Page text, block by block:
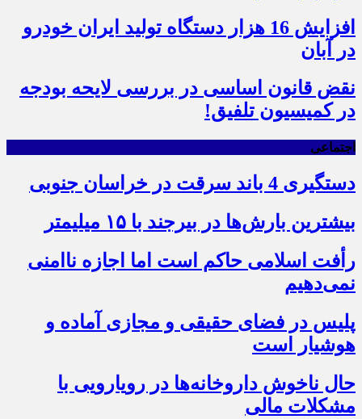
افزایش 16 هزار دستگاه تولید ایران خودرو
در آبان
نقض قانون اساسی در بررسی لایحه بودجه
در کمیسیون تلفیق!
اجتماعی
دستگیری 4 باند سرقت در خراسان جنوبی
بیشترین بارش‌ها در بیرجند با ۱۵ میلیمتر
رأفت اسلامی حاکم است اما اجازه ناامنی
نمی‌دهیم
پلیس در فضای حقیقی و مجازی آماده و
هوشیار است
حال ناخوش داروخانه‌ها در رویارویی با
مشکلات مالی